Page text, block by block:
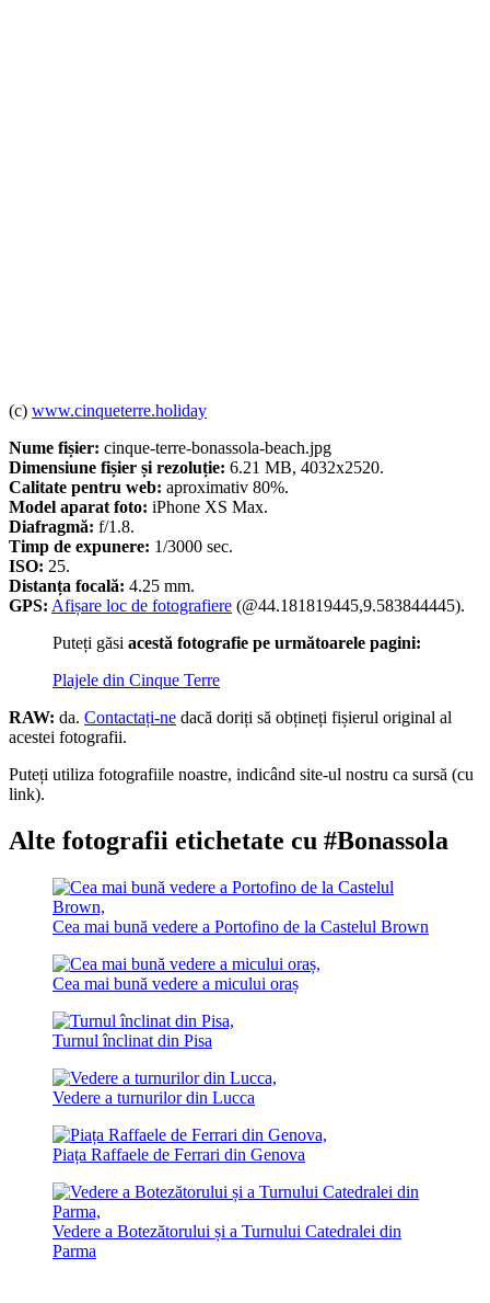
(c) www.cinqueterre.holiday
Nume fișier: cinque-terre-bonassola-beach.jpg
Dimensiune fișier și rezoluție: 6.21 MB, 4032x2520.
Calitate pentru web: aproximativ 80%.
Model aparat foto: iPhone XS Max.
Diafragmă: f/1.8.
Timp de expunere: 1/3000 sec.
ISO: 25.
Distanța focală: 4.25 mm.
GPS: Afișare loc de fotografiere (@44.181819445,9.583844445).
Puteți găsi acestă fotografie pe următoarele pagini:
Plajele din Cinque Terre
RAW: da. Contactați-ne dacă doriți să obțineți fișierul original al
acestei fotografii.
Puteți utiliza fotografiile noastre, indicând site-ul nostru ca sursă (cu
link).
Alte fotografii etichetate cu #Bonassola
Cea mai bună vedere a Portofino de la Castelul Brown
Cea mai bună vedere a micului oraș
Turnul înclinat din Pisa
Vedere a turnurilor din Lucca
Piața Raffaele de Ferrari din Genova
Vedere a Botezătorului și a Turnului Catedralei din
Parma